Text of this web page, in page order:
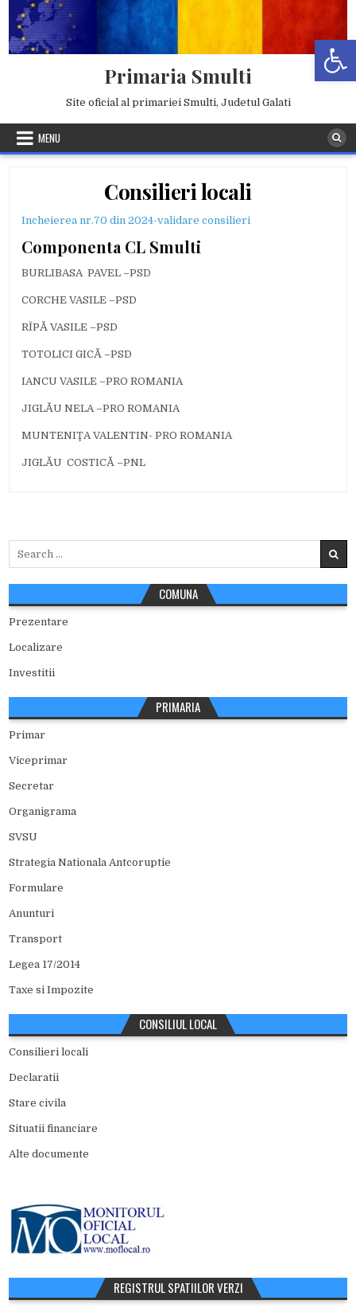
content
Primaria Smulti
Site oficial al primariei Smulti, Judetul Galati
MENU
Consilieri locali
Incheierea nr.70 din 2024-validare consilieri
Componenta CL Smulti
BURLIBASA PAVEL –PSD
CORCHE VASILE –PSD
RÎPĂ VASILE –PSD
TOTOLICI GICĂ –PSD
IANCU VASILE –PRO ROMANIA
JIGLĂU NELA –PRO ROMANIA
MUNTENIŢA VALENTIN- PRO ROMANIA
JIGLĂU COSTICĂ –PNL
COMUNA
Prezentare
Localizare
Investitii
PRIMARIA
Primar
Viceprimar
Secretar
Organigrama
SVSU
Strategia Nationala Antcoruptie
Formulare
Anunturi
Transport
Legea 17/2014
Taxe si Impozite
CONSILIUL LOCAL
Consilieri locali
Declaratii
Stare civila
Situatii financiare
Alte documente
REGISTRUL SPATIILOR VERZI